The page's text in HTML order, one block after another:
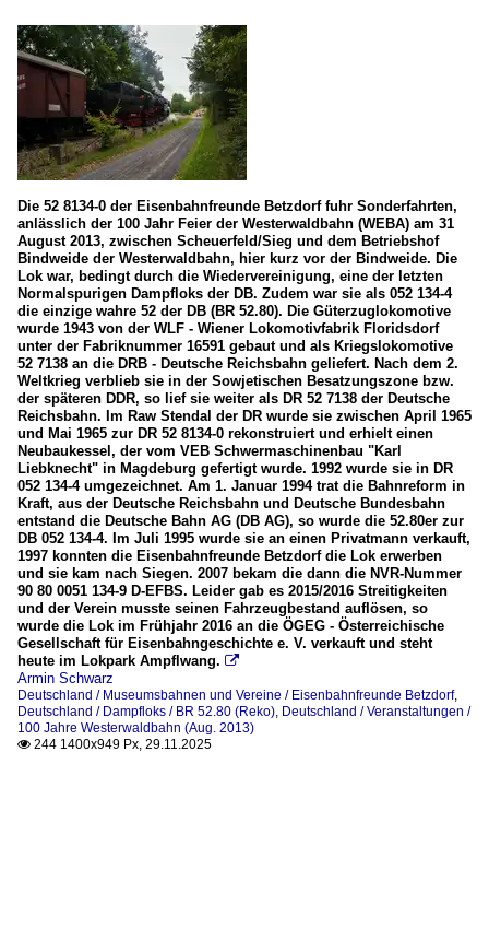
Die 52 8134-0 der Eisenbahnfreunde Betzdorf fuhr Sonderfahrten,
anlässlich der 100 Jahr Feier der Westerwaldbahn (WEBA) am 31
August 2013, zwischen Scheuerfeld/Sieg und dem Betriebshof
Bindweide der Westerwaldbahn, hier kurz vor der Bindweide. Die
Lok war, bedingt durch die Wiedervereinigung, eine der letzten
Normalspurigen Dampfloks der DB. Zudem war sie als 052 134‐4
die einzige wahre 52 der DB (BR 52.80). Die Güterzuglokomotive
wurde 1943 von der WLF - Wiener Lokomotivfabrik Floridsdorf
unter der Fabriknummer 16591 gebaut und als Kriegslokomotive
52 7138 an die DRB - Deutsche Reichsbahn geliefert. Nach dem 2.
Weltkrieg verblieb sie in der Sowjetischen Besatzungszone bzw.
der späteren DDR, so lief sie weiter als DR 52 7138 der Deutsche
Reichsbahn. Im Raw Stendal der DR wurde sie zwischen April 1965
und Mai 1965 zur DR 52 8134-0 rekonstruiert und erhielt einen
Neubaukessel, der vom VEB Schwermaschinenbau "Karl
Liebknecht" in Magdeburg gefertigt wurde. 1992 wurde sie in DR
052 134-4 umgezeichnet. Am 1. Januar 1994 trat die Bahnreform in
Kraft, aus der Deutsche Reichsbahn und Deutsche Bundesbahn
entstand die Deutsche Bahn AG (DB AG), so wurde die 52.80er zur
DB 052 134-4. Im Juli 1995 wurde sie an einen Privatmann verkauft,
1997 konnten die Eisenbahnfreunde Betzdorf die Lok erwerben
und sie kam nach Siegen. 2007 bekam die dann die NVR-Nummer
90 80 0051 134-9 D-EFBS. Leider gab es 2015/2016 Streitigkeiten
und der Verein musste seinen Fahrzeugbestand auflösen, so
wurde die Lok im Frühjahr 2016 an die ÖGEG - Österreichische
Gesellschaft für Eisenbahngeschichte e. V. verkauft und steht
heute im Lokpark Ampflwang. 
Armin Schwarz
Deutschland / Museumsbahnen und Vereine / Eisenbahnfreunde Betzdorf,
Deutschland / Dampfloks / BR 52.80 (Reko), Deutschland / Veranstaltungen /
100 Jahre Westerwaldbahn (Aug. 2013)
 244 1400x949 Px, 29.11.2025